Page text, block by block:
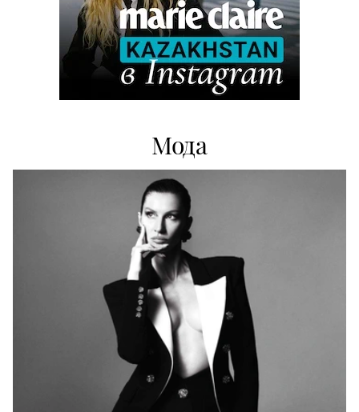
Мода